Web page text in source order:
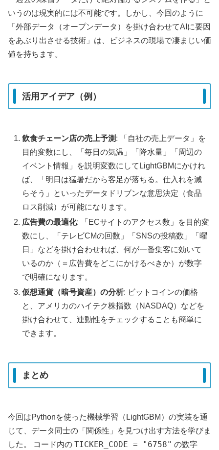
いうのは現実的には不可能です。しかし、今回のように
「外部データ（オープンデータ）を掛け合わせてAIに要因
をあぶり出させる技術」は、ビジネスの現場で凄まじい価
値を持ちます。
活用アイデア（例）
飲食チェーン店の売上予測 : 「自社の売上データ」を
目的変数にし、「毎日の気温」「降水量」「周辺の
イベント情報」を説明変数にしてLightGBMにかけれ
ば、「明日は猛暑だから客足が落ちる。仕入れを減
らそう」といったデータドリブンな意思決定（食品
ロス削減）が可能になります。
広告費の最適化: 「ECサイトのアクセス数」を目的変
数にし、「テレビCMの回数」「SNSの投稿数」「曜
日」などを掛け合わせれば、何が一番集客に効いて
いるのか（＝広告費をどこにかけるべきか）が数字
で明確になります。
仮想通貨（暗号資産）の分析: ビットコインの価格
と、アメリカのハイテク株指数（NASDAQ）などを
掛け合わせて、連動性をチェックすることも簡単に
できます。
まとめ
今回はPythonを使った機械学習（LightGBM）の実装を通
じて、データ同士の「関係性」を見つけ出す方法を学びま
した。 コード内の TICKER_CODE = "6758" の数字